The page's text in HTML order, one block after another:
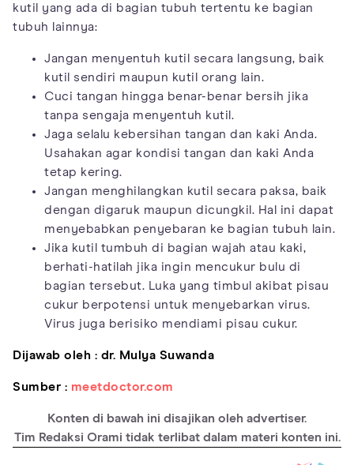
kutil yang ada di bagian tubuh tertentu ke bagian
tubuh lainnya:
Jangan menyentuh kutil secara langsung, baik
kutil sendiri maupun kutil orang lain.
Cuci tangan hingga benar-benar bersih jika
tanpa sengaja menyentuh kutil.
Jaga selalu kebersihan tangan dan kaki Anda.
Usahakan agar kondisi tangan dan kaki Anda
tetap kering.
Jangan menghilangkan kutil secara paksa, baik
dengan digaruk maupun dicungkil. Hal ini dapat
menyebabkan penyebaran ke bagian tubuh lain.
Jika kutil tumbuh di bagian wajah atau kaki,
berhati-hatilah jika ingin mencukur bulu di
bagian tersebut. Luka yang timbul akibat pisau
cukur berpotensi untuk menyebarkan virus.
Virus juga berisiko mendiami pisau cukur.
Dijawab oleh : dr. Mulya Suwanda
Sumber : meetdoctor.com
Konten di bawah ini disajikan oleh advertiser.
Tim Redaksi Orami tidak terlibat dalam materi konten ini.